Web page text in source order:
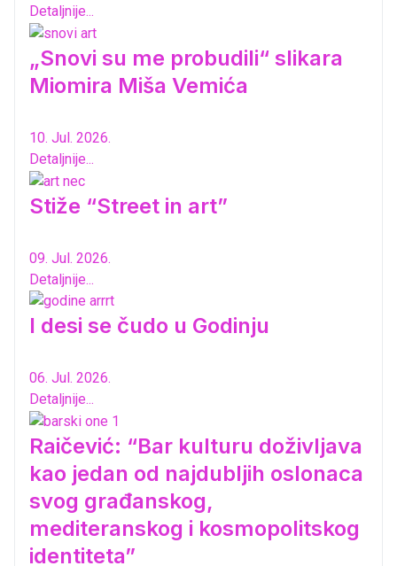
Detaljnije...
„Snovi su me probudili“ slikara
Miomira Miša Vemića
10. Jul. 2026.
Detaljnije...
Stiže “Street in art”
09. Jul. 2026.
Detaljnije...
I desi se čudo u Godinju
06. Jul. 2026.
Detaljnije...
Raičević: “Bar kulturu doživljava
kao jedan od najdubljih oslonaca
svog građanskog,
mediteranskog i kosmopolitskog
identiteta”